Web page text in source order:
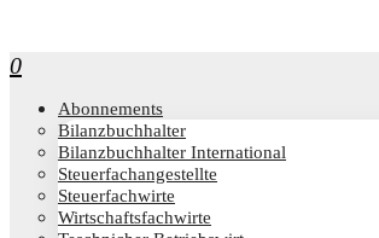
0
Abon­ne­ments
Bilanz­buch­hal­ter
Bilanz­buch­hal­ter International
Steu­er­fach­an­ge­stell­te
Steu­er­fach­wir­te
Wirt­schafts­fach­wir­te